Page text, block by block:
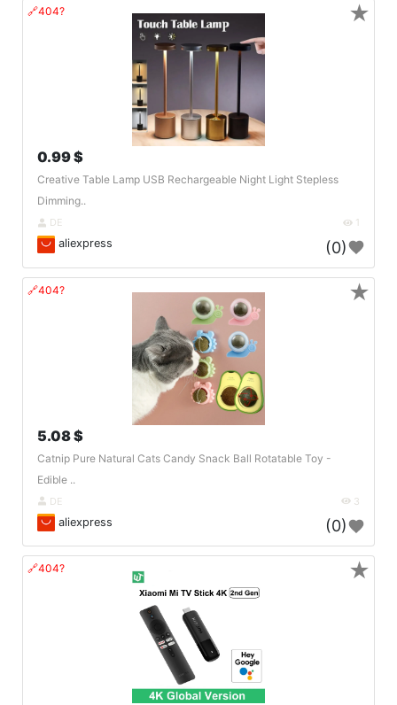
🔗404?
0.99 $
Creative Table Lamp USB Rechargeable Night Light Stepless
Dimming..
DE 1
aliexpress (0)
★
🔗404?
5.08 $
Catnip Pure Natural Cats Candy Snack Ball Rotatable Toy -
Edible ..
DE 3
aliexpress (0)
★
🔗404? ★